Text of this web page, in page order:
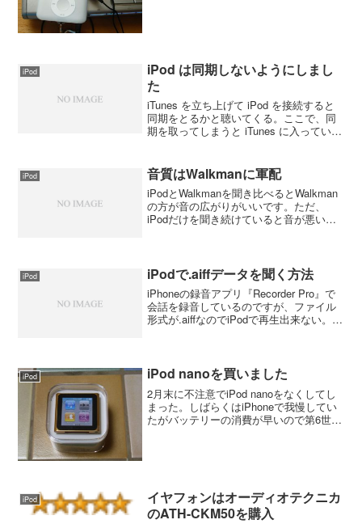
iPod
iPod は同期しないようにしまし
た
iTunes を立ち上げて iPod を接続すると
同期をとるかと聴いてくる。ここで、同
期を取ってしまうと iTunes に入っている
は10...
iPod 音質はWalkmanに軍配
iPodとWalkmanを聞き比べるとWalkman
の方が音の広がりがいいです。ただ、
iPodだけを聞き続けていると音が悪いと
MP3は...
iPod iPodで.aiffデータを聞く方法
iPhoneの録音アプリ『Recorder Pro』で
会話を録音しているのですが、ファイル
形式が.aiffなのでiPodで再生出来ない。
iPod iPod nanoを買いました
2月末に不注意でiPod nanoをなくしてし
まった。しばらくはiPhoneで我慢してい
たがバッテリーの消費が早いので第6世代
iPod
イヤフォンはオーディオテクニカ
のATH-CKM50を購入